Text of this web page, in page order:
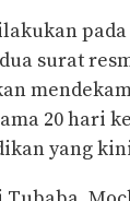
pada
surat
20 hari
yang